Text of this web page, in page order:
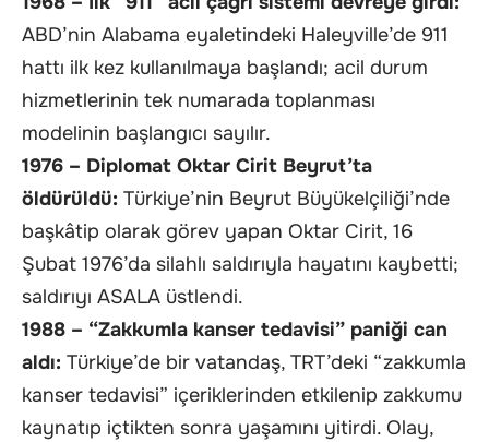
ABD’nin Alabama eyaletindeki Haleyville’de 911
hattı ilk kez kullanılmaya başlandı; acil durum
hizmetlerinin tek numarada toplanması
modelinin başlangıcı sayılır.
1976 – Diplomat Oktar Cirit Beyrut’ta
öldürüldü: Türkiye’nin Beyrut Büyükelçiliği’nde
başkâtip olarak görev yapan Oktar Cirit, 16
Şubat 1976’da silahlı saldırıyla hayatını kaybetti;
saldırıyı ASALA üstlendi.
1988 – “Zakkumla kanser tedavisi” paniği can
aldı: Türkiye’de bir vatandaş, TRT’deki “zakkumla
kanser tedavisi” içeriklerinden etkilenip zakkumu
kaynatıp içtikten sonra yaşamını yitirdi. Olay,